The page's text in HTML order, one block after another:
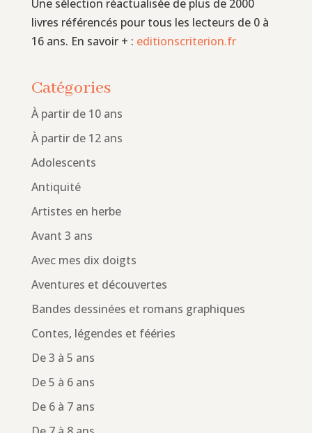
Une sélection réactualisée de plus de 2000
livres référencés pour tous les lecteurs de 0 à
16 ans. En savoir + : editionscriterion.fr
Catégories
À partir de 10 ans
À partir de 12 ans
Adolescents
Antiquité
Artistes en herbe
Avant 3 ans
Avec mes dix doigts
Aventures et découvertes
Bandes dessinées et romans graphiques
Contes, légendes et fééries
De 3 à 5 ans
De 5 à 6 ans
De 6 à 7 ans